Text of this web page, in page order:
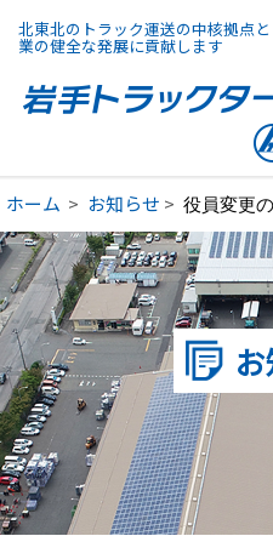
北東北のトラック運送の中核拠点
業の健全な発展に貢献します
ホーム お知らせ 役員変更